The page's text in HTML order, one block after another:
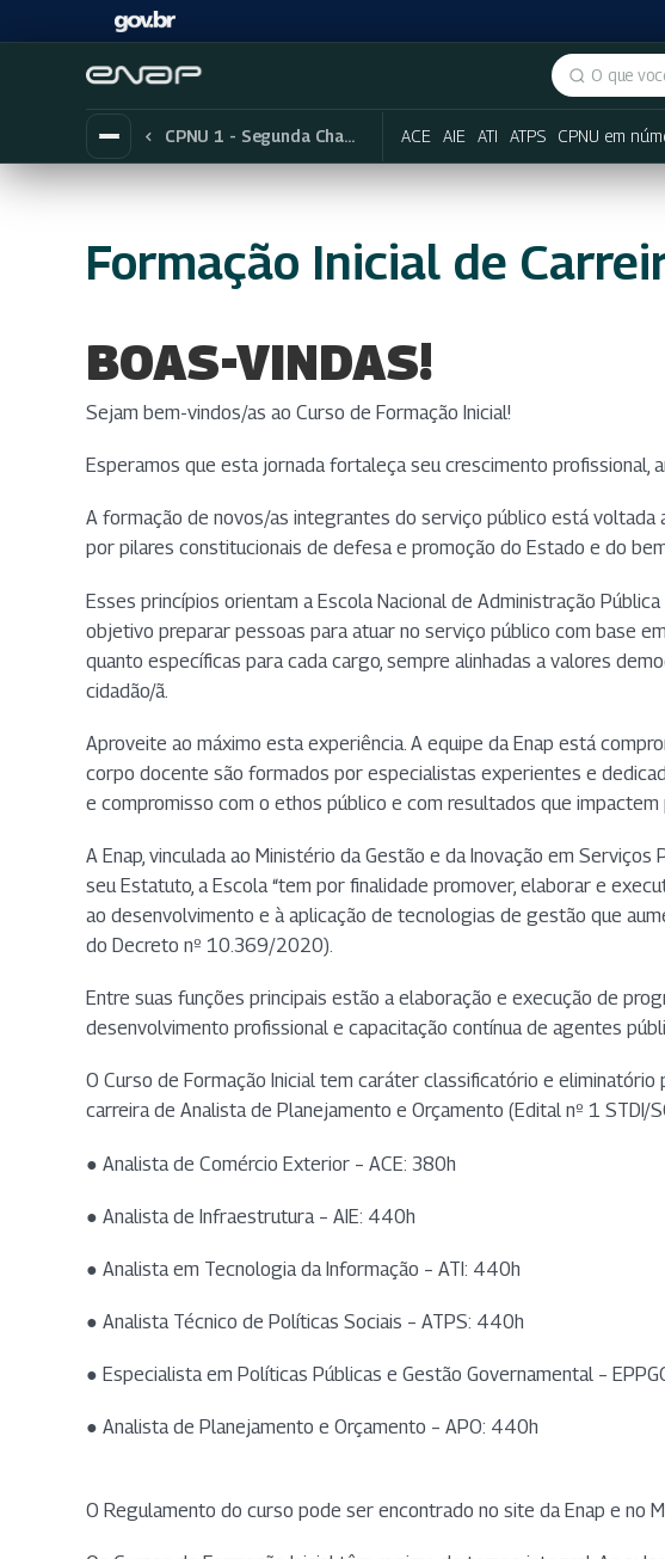
Buscar no
CPNU 1 - Segunda Chamada ACE AIE ATI ATPS CPNU em
Formação Inicial de
BOAS-VINDAS!
Sejam bem-vindos/as ao Curso de Formação Inicial!
Esperamos que esta jornada fortaleça seu crescimento
A formação de novos/as integrantes do serviço público está
por pilares constitucionais de defesa e promoção do Estado e do
Esses princípios orientam a Escola Nacional de Administração
objetivo preparar pessoas para atuar no serviço público com base
quanto específicas para cada cargo, sempre alinhadas a valores
cidadão/ã.
Aproveite ao máximo esta experiência. A equipe da Enap está
corpo docente são formados por especialistas experientes e
e compromisso com o ethos público e com resultados que
A Enap, vinculada ao Ministério da Gestão e da Inovação em
seu Estatuto, a Escola “tem por finalidade promover, elaborar e
ao desenvolvimento e à aplicação de tecnologias de gestão que
do Decreto nº 10.369/2020).
Entre suas funções principais estão a elaboração e execução de
desenvolvimento profissional e capacitação contínua de agentes
O Curso de Formação Inicial tem caráter classificatório e
carreira de Analista de Planejamento e Orçamento (Edital nº 1 STDI/
● Analista de Comércio Exterior – ACE: 380h
● Analista de Infraestrutura – AIE: 440h
● Analista em Tecnologia da Informação – ATI: 440h
● Analista Técnico de Políticas Sociais – ATPS: 440h
● Especialista em Políticas Públicas e Gestão Governamental –
● Analista de Planejamento e Orçamento – APO: 440h
O Regulamento do curso pode ser encontrado no site da Enap e no